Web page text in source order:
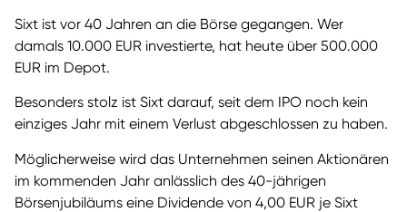
Sixt ist vor 40 Jahren an die Börse gegangen. Wer
damals 10.000 EUR investierte, hat heute über 500.000
EUR im Depot.
Besonders stolz ist Sixt darauf, seit dem IPO noch kein
einziges Jahr mit einem Verlust abgeschlossen zu haben.
Möglicherweise wird das Unternehmen seinen Aktionären
im kommenden Jahr anlässlich des 40-jährigen
Börsenjubiläums eine Dividende von 4,00 EUR je Sixt